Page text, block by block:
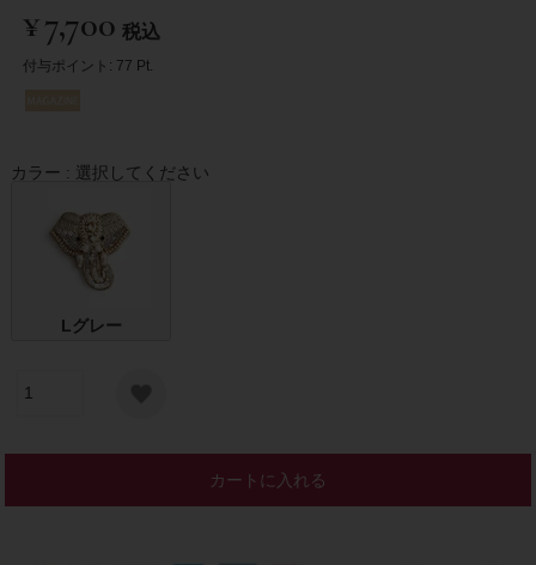
¥7,700 税込
付与ポイント: 77 Pt.
カラー 選択してください
Lグレー
カートに入れる